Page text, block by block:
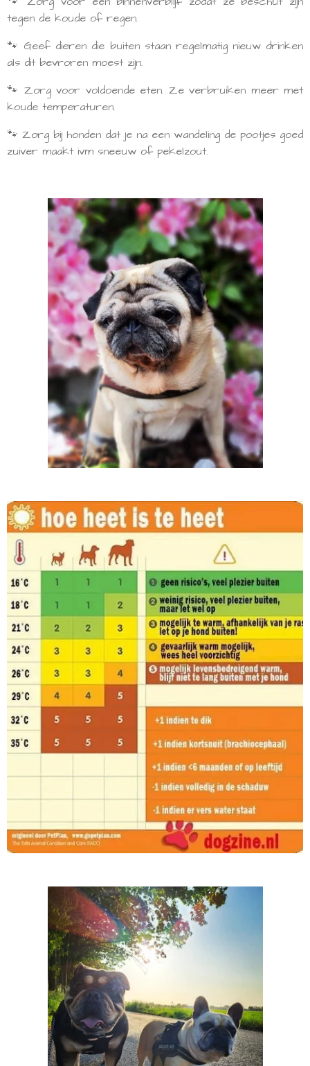
tegen de koude of regen.
🐾 Geef dieren die buiten staan regelmatig nieuw drinken
als dit bevroren moest zijn.
🐾 Zorg voor voldoende eten. Ze verbruiken meer met
koude temperaturen.
🐾 Zorg bij honden dat je na een wandeling de pootjes goed
zuiver maakt ivm sneeuw of pekelzout.